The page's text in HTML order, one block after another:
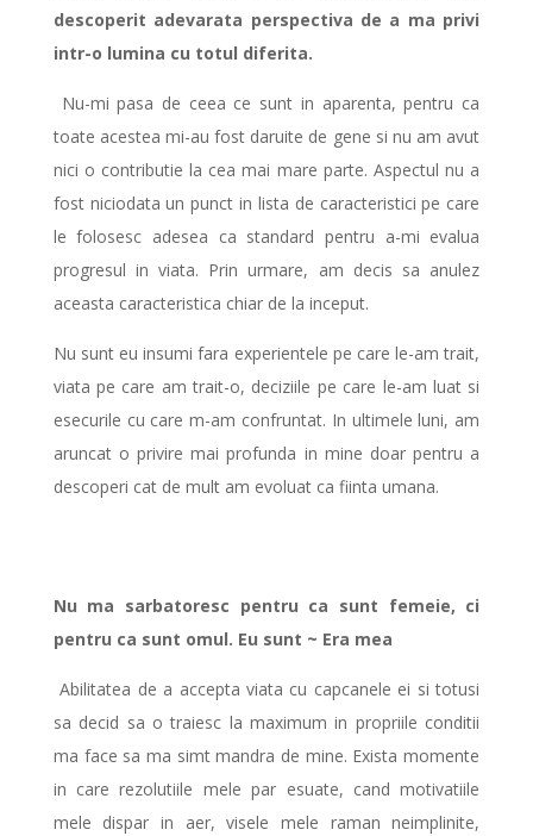
descoperit adevarata perspectiva de a ma privi
intr-o lumina cu totul diferita.
Nu-mi pasa de ceea ce sunt in aparenta, pentru ca
toate acestea mi-au fost daruite de gene si nu am avut
nici o contributie la cea mai mare parte. Aspectul nu a
fost niciodata un punct in lista de caracteristici pe care
le folosesc adesea ca standard pentru a-mi evalua
progresul in viata. Prin urmare, am decis sa anulez
aceasta caracteristica chiar de la inceput.
Nu sunt eu insumi fara experientele pe care le-am trait,
viata pe care am trait-o, deciziile pe care le-am luat si
esecurile cu care m-am confruntat. In ultimele luni, am
aruncat o privire mai profunda in mine doar pentru a
descoperi cat de mult am evoluat ca fiinta umana.
Nu ma sarbatoresc pentru ca sunt femeie, ci
pentru ca sunt omul. Eu sunt ~ Era mea
Abilitatea de a accepta viata cu capcanele ei si totusi
sa decid sa o traiesc la maximum in propriile conditii
ma face sa ma simt mandra de mine. Exista momente
in care rezolutiile mele par esuate, cand motivatiile
mele dispar in aer, visele mele raman neimplinite,